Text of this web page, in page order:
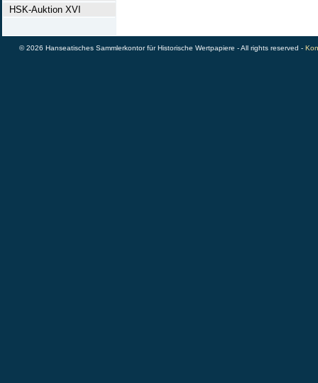
HSK-Auktion XVI
© 2026 Hanseatisches Sammlerkontor für Historische Wertpapiere - All rights reserved -